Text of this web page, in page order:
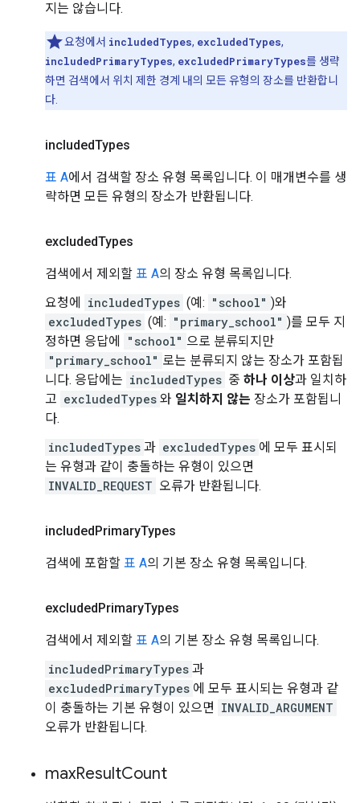
지는 않습니다.
요청에서 includedTypes, excludedTypes,
includedPrimaryTypes, excludedPrimaryTypes를 생략
하면 검색에서 위치 제한 경계 내의 모든 유형의 장소를 반환합니
다.
includedTypes
표 A에서 검색할 장소 유형 목록입니다. 이 매개변수를 생
략하면 모든 유형의 장소가 반환됩니다.
excludedTypes
검색에서 제외할 표 A의 장소 유형 목록입니다.
요청에
includedTypes (예: "school" )와
excludedTypes (예: "primary_school" )를 모두 지
정하면 응답에
"school" 으로 분류되지만
"primary_school" 로는 분류되지 않는 장소가 포함됩
니다. 응답에는 includedTypes 중 하나 이상과 일치하
고 excludedTypes 와 일치하지 않는 장소가 포함됩니
다.
includedTypes 과 excludedTypes 에 모두 표시되
는 유형과 같이 충돌하는 유형이 있으면
INVALID_REQUEST 오류가 반환됩니다.
includedPrimaryTypes
검색에 포함할 표 A의 기본 장소 유형 목록입니다.
excludedPrimaryTypes
검색에서 제외할 표 A의 기본 장소 유형 목록입니다.
includedPrimaryTypes 과
excludedPrimaryTypes 에 모두 표시되는 유형과 같
이 충돌하는 기본 유형이 있으면 INVALID_ARGUMENT
오류가 반환됩니다.
maxResultCount